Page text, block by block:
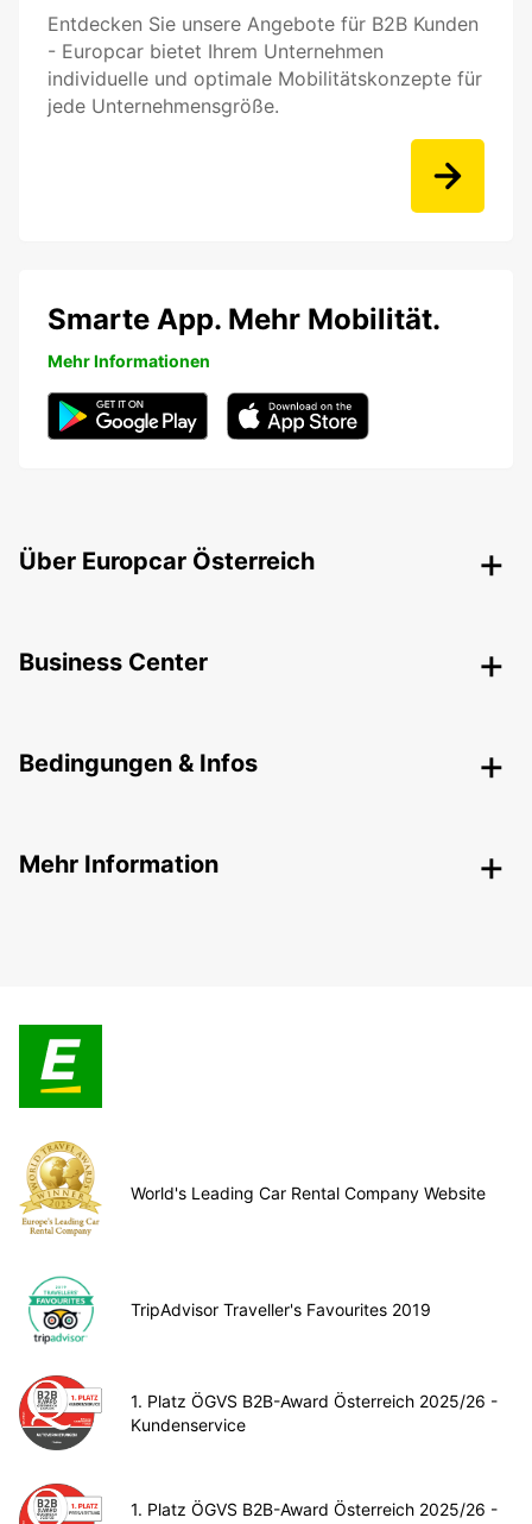
Entdecken Sie unsere Angebote für B2B Kunden
- Europcar bietet Ihrem Unternehmen
individuelle und optimale Mobilitätskonzepte für
jede Unternehmensgröße.
Smarte App. Mehr Mobilität.
Mehr Informationen
Über Europcar Österreich
Business Center
Bedingungen & Infos
Mehr Information
World's Leading Car Rental Company Website
TripAdvisor Traveller's Favourites 2019
1. Platz ÖGVS B2B-Award Österreich 2025/26 -
Kundenservice
1. Platz ÖGVS B2B-Award Österreich 2025/26 -